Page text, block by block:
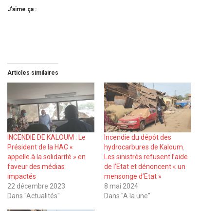
J’aime ça :
Articles similaires
INCENDIE DE KALOUM : Le
Président de la HAC «
appelle à la solidarité » en
faveur des médias
impactés
22 décembre 2023
Dans "Actualités"
Incendie du dépôt des
hydrocarbures de Kaloum.
Les sinistrés refusent l’aide
de l’Etat et dénoncent « un
mensonge d’Etat »
8 mai 2024
Dans "A la une"